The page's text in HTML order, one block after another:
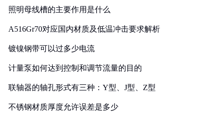
照明母线槽的主要作用是什么
A516Gr70对应国内材质及低温冲击要求解析
镀镍钢带可以过多少电流
计量泵如何达到控制和调节流量的目的
联轴器的轴孔形式有三种：Y型、J型、Z型
不锈钢材质厚度允许误差是多少